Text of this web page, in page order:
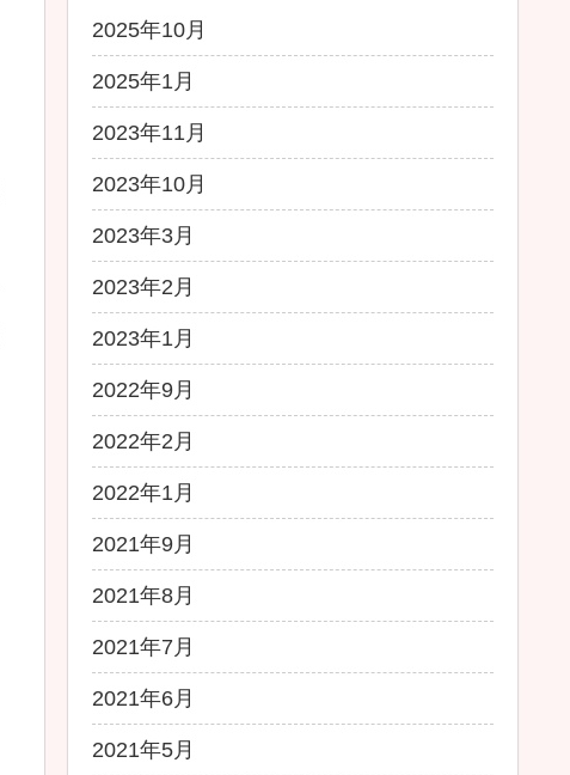
2025年10月
2025年1月
2023年11月
2023年10月
2023年3月
2023年2月
2023年1月
2022年9月
2022年2月
2022年1月
2021年9月
2021年8月
2021年7月
2021年6月
2021年5月